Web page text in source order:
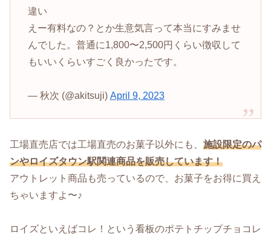
違い
えー有料なの？とか生意気言って本当にすみませ
んでした。普通に1,800〜2,500円くらい徴収して
もいいくらいすごく良かったです。
— 秋次 (@akitsuji) April 9, 2023
工場直売店では工場直売のお菓子以外にも、 施設限定のパ
ンやロイズタウン駅関連商品を販売しています！
アウトレット商品も売っているので、お菓子をお得に買え
ちゃいますよ〜♪
ロイズといえばコレ！という看板のポテトチップチョコレ